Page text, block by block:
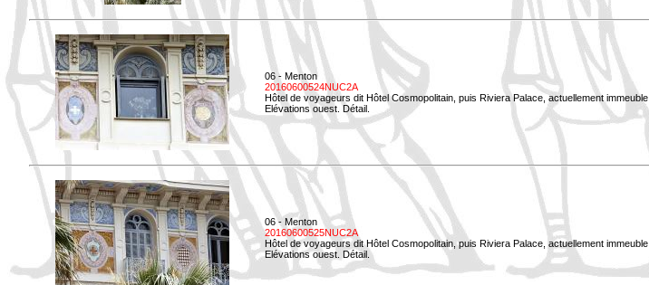
06 - Menton
20160600524NUC2A
Hôtel de voyageurs dit Hôtel Cosmopolitain, puis Riviera Palace, actuellement immeuble
Elévations ouest. Détail.
06 - Menton
20160600525NUC2A
Hôtel de voyageurs dit Hôtel Cosmopolitain, puis Riviera Palace, actuellement immeuble
Elévations ouest. Détail.